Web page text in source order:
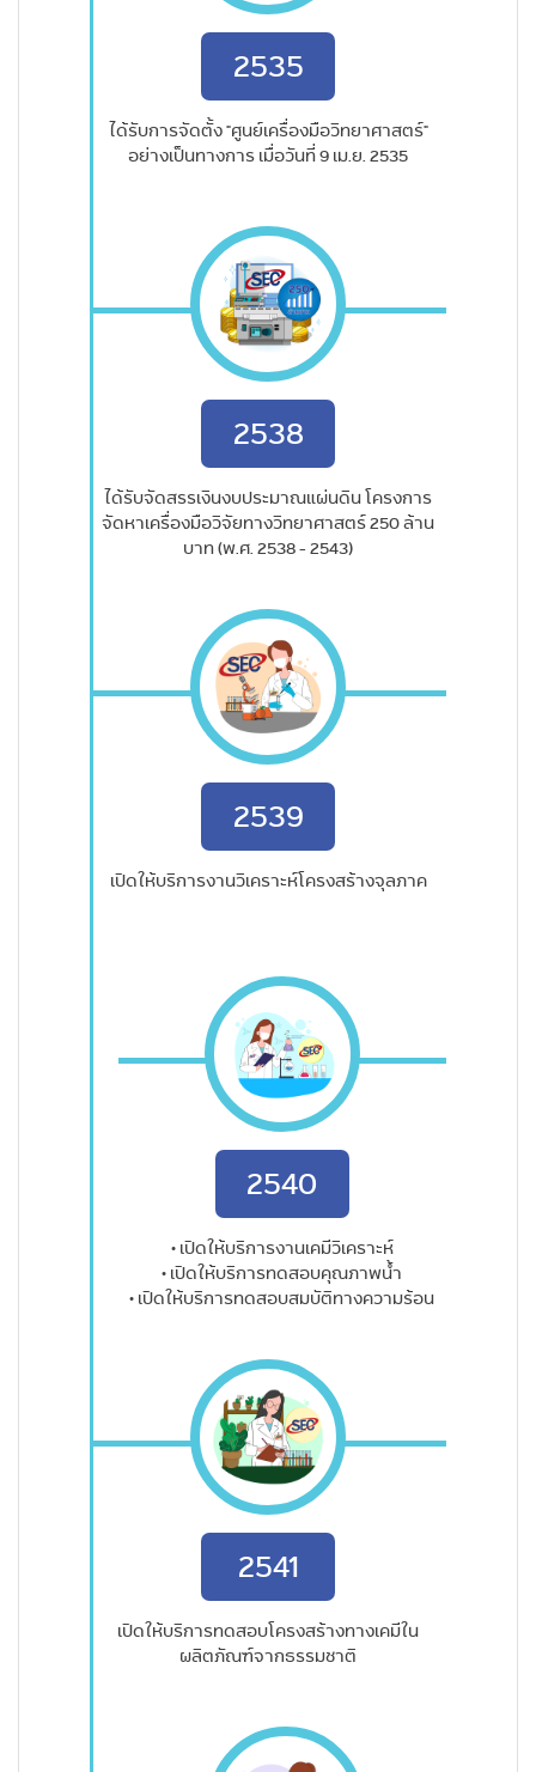
2535
ได้รับการจัดตั้ง "ศูนย์เครื่องมือวิทยาศาสตร์"
อย่างเป็นทางการ เมื่อวันที่ 9 เม.ย. 2535
2538
ได้รับจัดสรรเงินงบประมาณแผ่นดิน โครงการ
จัดหาเครื่องมือวิจัยทางวิทยาศาสตร์ 250 ล้าน
บาท (พ.ศ. 2538 - 2543)
2539
เปิดให้บริการงานวิเคราะห์โครงสร้างจุลภาค
2540
• เปิดให้บริการงานเคมีวิเคราะห์
• เปิดให้บริการทดสอบคุณภาพน้ำ
• เปิดให้บริการทดสอบสมบัติทางความร้อน
2541
เปิดให้บริการทดสอบโครงสร้างทางเคมีใน
ผลิตภัณฑ์จากธรรมชาติ